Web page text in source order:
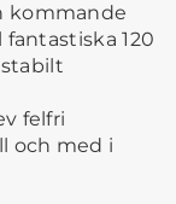
kommande
120
felfri
och med i